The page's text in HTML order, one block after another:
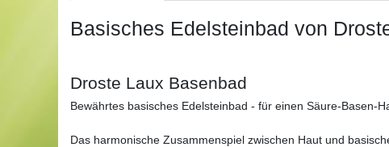
Basisches Edelsteinbad von
Droste Laux Basenbad
Bewährtes basisches Edelsteinbad - für einen Säure-Basen-
Das harmonische Zusammenspiel zwischen Haut und